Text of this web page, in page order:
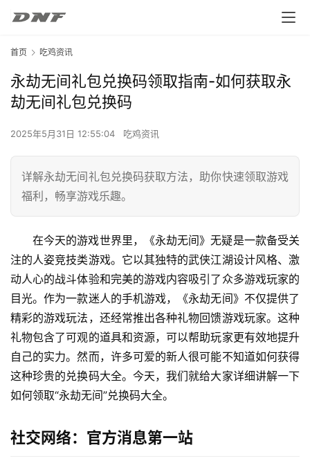
首页 吃鸡资讯
永劫无间礼包兑换码领取指南-如何获取永
劫无间礼包兑换码
2025年5月31日 12:55:04 吃鸡资讯
详解永劫无间礼包兑换码获取方法，助你快速领取游戏
福利，畅享游戏乐趣。
在今天的游戏世界里，《永劫无间》无疑是一款备受关
注的人姿竞技类游戏。它以其独特的武侠江湖设计风格、激
动人心的战斗体验和完美的游戏内容吸引了众多游戏玩家的
目光。作为一款迷人的手机游戏，《永劫无间》不仅提供了
精彩的游戏玩法，还经常推出各种礼物回馈游戏玩家。这种
礼物包含了可观的道具和资源，可以帮助玩家更有效地提升
自己的实力。然而，许多可爱的新人很可能不知道如何获得
这种珍贵的兑换码大全。今天，我们就给大家详细讲解一下
如何领取“永劫无间”兑换码大全。
社交网络：官方消息第一站